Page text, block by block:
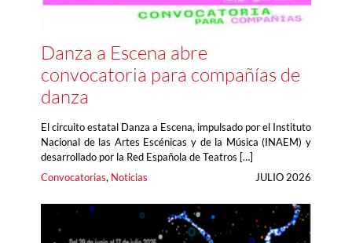
Danza a Escena abre
convocatoria para compañías de
danza
El circuito estatal Danza a Escena, impulsado por el Instituto
Nacional de las Artes Escénicas y de la Música (INAEM) y
desarrollado por la Red Española de Teatros […]
Convocatorias, Noticias JULIO 2026